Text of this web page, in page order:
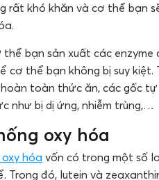
rất khó khăn và cơ thể bạn
thể bạn sản xuất các
cơ thể bạn không bị suy kiệt.
toàn thức ăn, các gốc
như bị dị ứng, nhiễm trùng,…
oxy hóa
hóa vốn có trong một số
Trong đó, lutein và